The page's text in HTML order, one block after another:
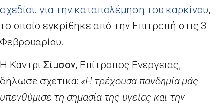
σχεδίου για την καταπολέμηση του καρκίνου,
το οποίο εγκρίθηκε από την Επιτροπή στις 3
Φεβρουαρίου.
Η Κάντρι Σίμσον, Επίτροπος Ενέργειας,
δήλωσε σχετικά: «Η τρέχουσα πανδημία μάς
υπενθύμισε τη σημασία της υγείας και την